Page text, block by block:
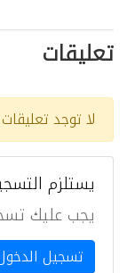
تعليقات
لا توجد
يستلزم
يجب عليك
تسجيل